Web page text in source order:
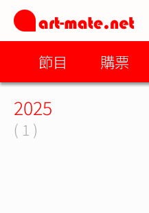
節目 購票
2025
( 1 )